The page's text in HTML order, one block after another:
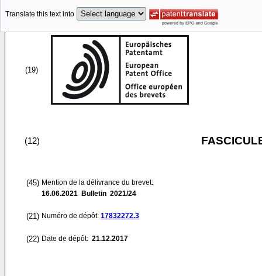
Translate this text into
(19)
(12)
(45) Mention de la délivrance du brevet:
16.06.2021 Bulletin 2021/24
(21) Numéro de dépôt: 17832272.3
(22) Date de dépôt: 21.12.2017